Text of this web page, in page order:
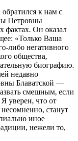
к нам с
Петровны
фактах. Он оказал
«Только Ваша
либо негативного
общества,
биографию.
недавно
Блаватской —
смешным, если
Я уверен, что от
станут
иное
нежели то,